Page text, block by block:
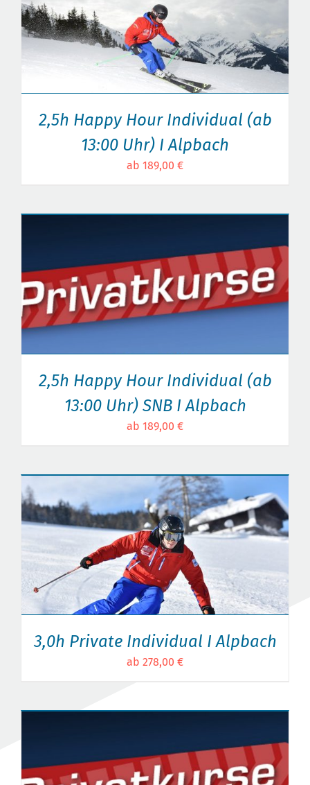
2,5h Happy Hour Individual (ab
13:00 Uhr) I Alpbach
ab 189,00 €
2,5h Happy Hour Individual (ab
13:00 Uhr) SNB I Alpbach
ab 189,00 €
3,0h Private Individual I Alpbach
ab 278,00 €